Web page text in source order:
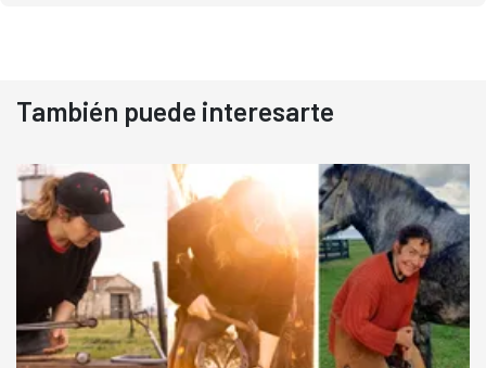
También puede interesarte